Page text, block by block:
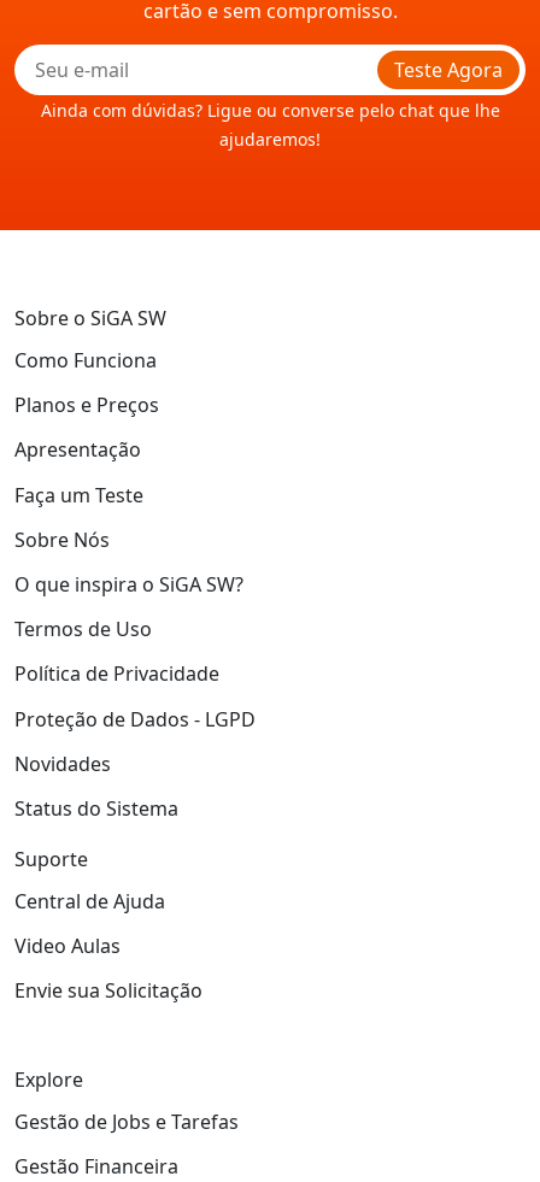
cartão e sem compromisso.
Teste Agora
Ainda com dúvidas? Ligue ou converse pelo chat que lhe
ajudaremos!
Sobre o SiGA SW
Como Funciona
Planos e Preços
Apresentação
Faça um Teste
Sobre Nós
O que inspira o SiGA SW?
Termos de Uso
Política de Privacidade
Proteção de Dados - LGPD
Novidades
Status do Sistema
Suporte
Central de Ajuda
Video Aulas
Envie sua Solicitação
Explore
Gestão de Jobs e Tarefas
Gestão Financeira